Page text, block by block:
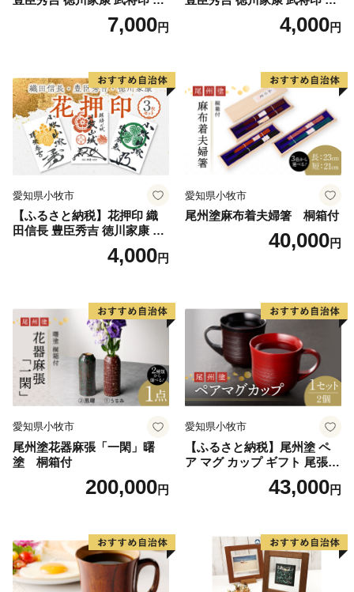
押印 6枚 セット イラスト 戦
国 武将 小牧山城 墨絵 龍画師
グッズ 愛知県 小牧市 お取り
寄せ 送料無料
7,000円
枚 セット イラスト 戦国 武将
小牧山城 墨絵 龍画師 書道ア
愛知県 小牧市 お取り寄せ 送
料無料
4,000円
愛知県小牧市
【ふるさと納税】花押印 織
田信長 豊臣秀吉 徳川家康 3
枚 セット 戦国 武将 小牧山城
墨絵 龍画師 書道アーティス
牧市 お取り寄せ 送料無料
4,000円
愛知県小牧市
尾州塗麻布着夫婦箸 桐箱付
40,000円
愛知県小牧市
尾州塗花器麻張「一閑」曙
塗 桐箱付
200,000円
愛知県小牧市
【ふるさと納税】尾州塗 ペ
ア マグ カップ ギフト 尾張漆
漆 漆器 漆器工芸 工芸品 芸術
性 実用性 抗菌性 美味しく安
抗ウイルス効果 お取り寄せ
愛知県 小牧市 送料無料
43,000円